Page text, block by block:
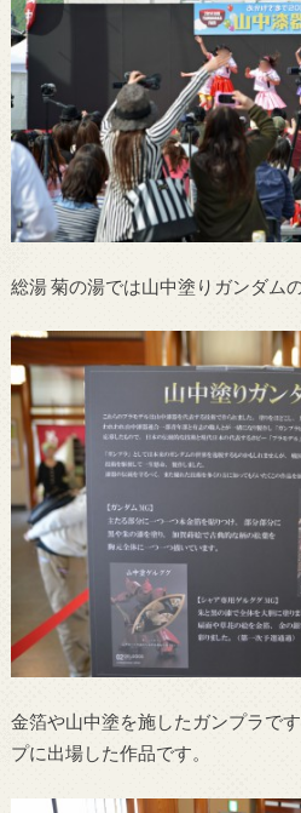
総湯 菊の湯では山中塗りガンダム
金箔や山中塗を施したガンプラで
プに出場した作品です。